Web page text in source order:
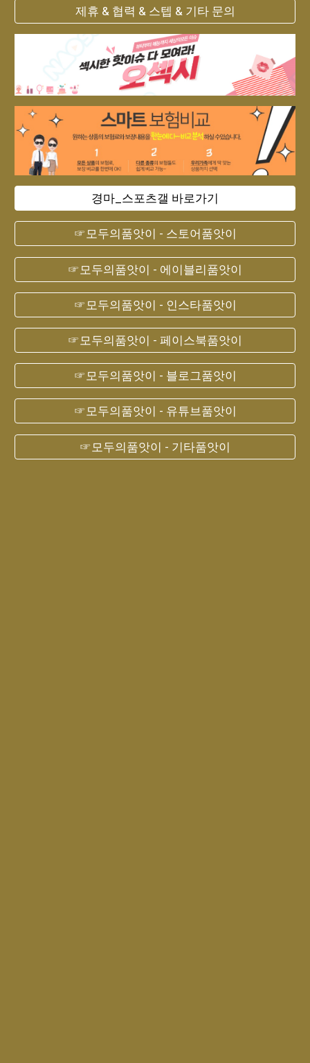
제휴 & 협력 & 스텝 & 기타 문의
경마_스포츠갤 바로가기
☞모두의품앗이 - 스토어품앗이
☞모두의품앗이 - 에이블리품앗이
☞모두의품앗이 - 인스타품앗이
☞모두의품앗이 - 페이스북품앗이
☞모두의품앗이 - 블로그품앗이
☞모두의품앗이 - 유튜브품앗이
☞모두의품앗이 - 기타품앗이